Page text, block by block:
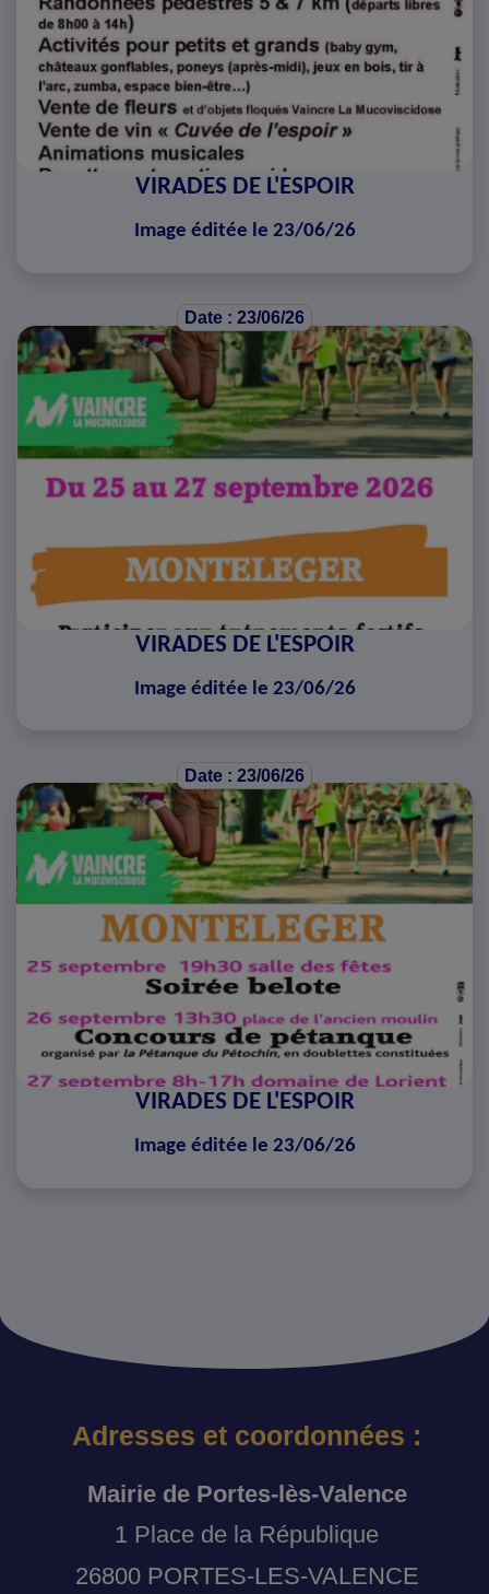
VIRADES DE L'ESPOIR
Image éditée le 23/06/26
Date : 23/06/26
VIRADES DE L'ESPOIR
Image éditée le 23/06/26
Date : 23/06/26
VIRADES DE L'ESPOIR
Image éditée le 23/06/26
Adresses et coordonnées :
Mairie de Portes-lès-Valence
1 Place de la République
26800 PORTES-LES-VALENCE